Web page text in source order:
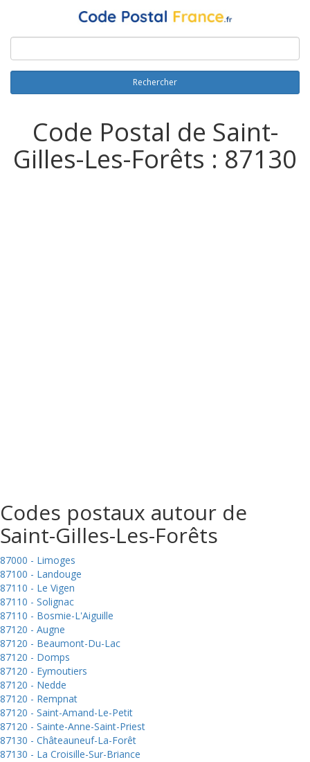
Rechercher
Code Postal de Saint-
Gilles-Les-Forêts : 87130
Codes postaux autour de
Saint-Gilles-Les-Forêts
87000 - Limoges
87100 - Landouge
87110 - Le Vigen
87110 - Solignac
87110 - Bosmie-L'Aiguille
87120 - Augne
87120 - Beaumont-Du-Lac
87120 - Domps
87120 - Eymoutiers
87120 - Nedde
87120 - Rempnat
87120 - Saint-Amand-Le-Petit
87120 - Sainte-Anne-Saint-Priest
87130 - Châteauneuf-La-Forêt
87130 - La Croisille-Sur-Briance